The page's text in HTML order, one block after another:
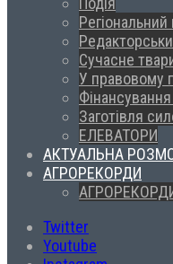
Регіональний
Сучасне
У правовому
Заготівля
ЕЛЕВАТОРИ
АКТУАЛЬНА
АГРОРЕКОРДИ
Twitter
Youtube